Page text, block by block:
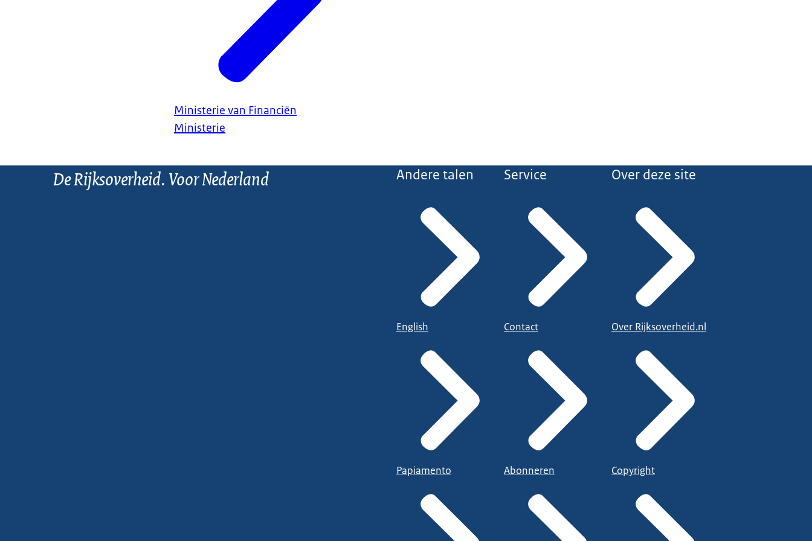
Ministerie van Financiën
Ministerie
De Rijksoverheid. Voor Nederland Andere talen
English
Papiamento
Service
Contact
Abonneren
Over deze site
Over Rijksoverheid.nl
Copyright